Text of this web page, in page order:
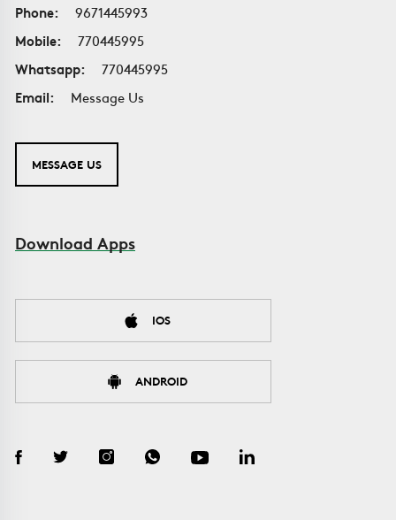
Phone:
9671445993
Mobile:
770445995
Whatsapp:
770445995
Email:
Message Us
MESSAGE US
Download Apps
IOS
ANDROID